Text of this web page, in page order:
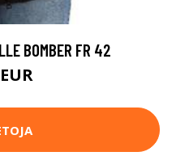
BOMBER FR 42